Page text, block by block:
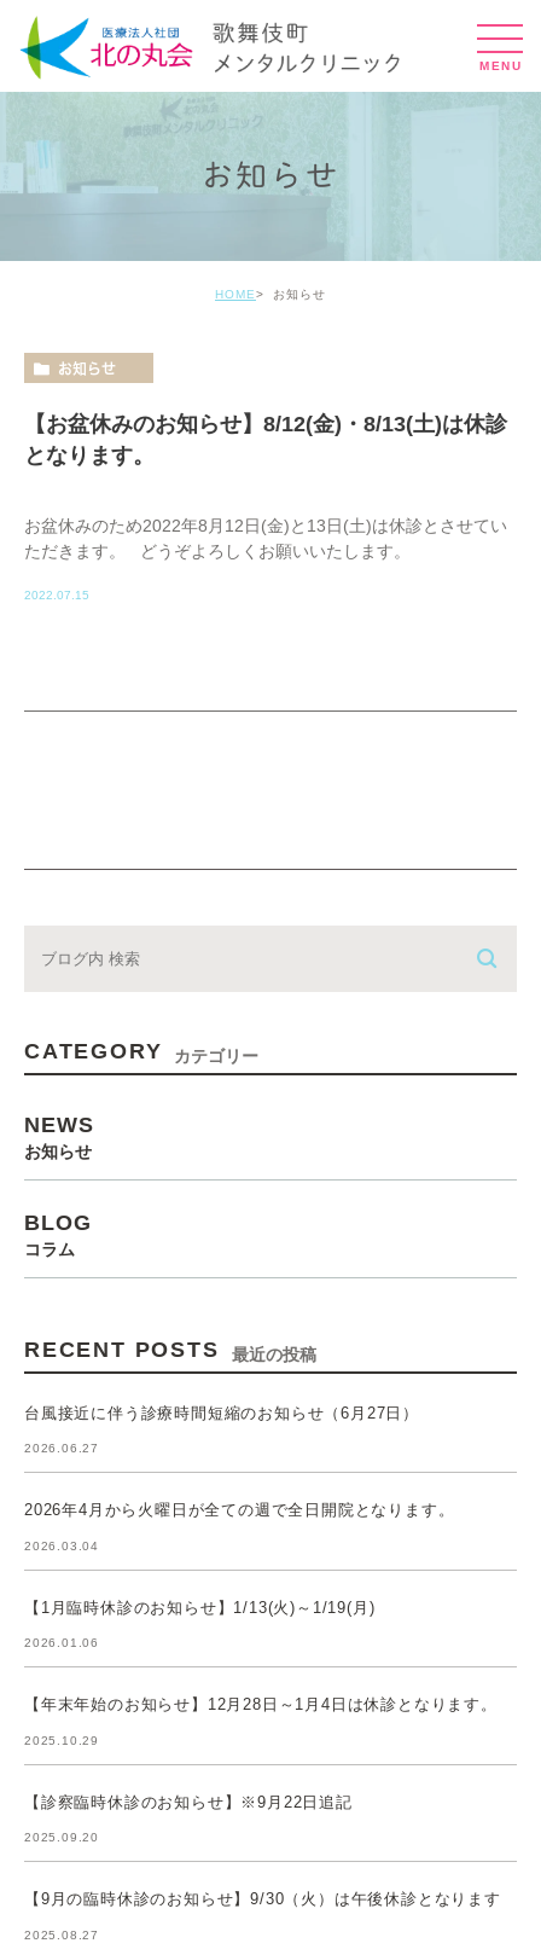
お知らせ
HOME お知らせ
お知らせ
【お盆休みのお知らせ】8/12(金)・8/13(土)は休診
となります。
お盆休みのため2022年8月12日(金)と13日(土)は休診とさせてい
ただきます。 どうぞよろしくお願いいたします。
2022.07.15
CATEGORY カテゴリー
NEWS
お知らせ
BLOG
コラム
RECENT POSTS 最近の投稿
台風接近に伴う診療時間短縮のお知らせ（6月27日）
2026.06.27
2026年4月から火曜日が全ての週で全日開院となります。
2026.03.04
【1月臨時休診のお知らせ】1/13(火)～1/19(月)
2026.01.06
【年末年始のお知らせ】12月28日～1月4日は休診となります。
2025.10.29
【診察臨時休診のお知らせ】※9月22日追記
2025.09.20
【9月の臨時休診のお知らせ】9/30（火）は午後休診となります
2025.08.27